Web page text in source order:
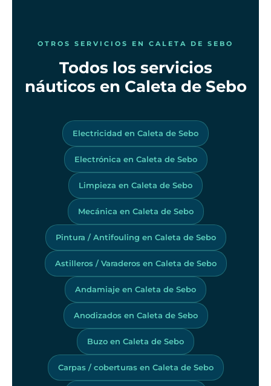
OTROS SERVICIOS EN CALETA DE SEBO
Todos los servicios
náuticos en Caleta de Sebo
Electricidad en Caleta de Sebo
Electrónica en Caleta de Sebo
Limpieza en Caleta de Sebo
Mecánica en Caleta de Sebo
Pintura / Antifouling en Caleta de Sebo
Astilleros / Varaderos en Caleta de Sebo
Andamiaje en Caleta de Sebo
Anodizados en Caleta de Sebo
Buzo en Caleta de Sebo
Carpas / coberturas en Caleta de Sebo